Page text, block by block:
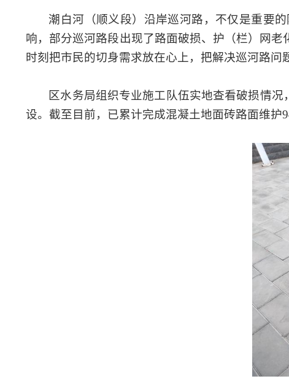
潮白河（顺义段）沿岸巡河路，不仅是重要
响，部分巡河路段出现了路面破损、护（栏）网
时刻把市民的切身需求放在心上，把解决巡河路问
区水务局组织专业施工队伍实地查看破损情
设。截至目前，已累计完成混凝土地面砖路面维护